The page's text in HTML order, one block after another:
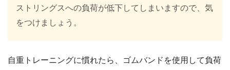
ストリングスへの負荷が低下してしまいますので、気
をつけましょう。
自重トレーニングに慣れたら、ゴムバンドを使用して負荷